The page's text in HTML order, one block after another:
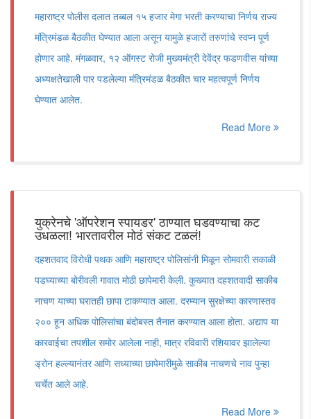
महाराष्ट्र पोलीस दलात तब्बल १५ हजार मेगा भरती करण्याचा निर्णय राज्य
मंत्रिमंडळ बैठकीत घेण्यात आला असून यामुळे हजारों तरुणांचे स्वप्न पूर्ण
होणार आहे. मंगळवार, १२ ऑगस्ट रोजी मुख्यमंत्री देवेंद्र फडणवीस यांच्या
अध्यक्षतेखाली पार पडलेल्या मंत्रिमंडळ बैठकीत चार महत्वपूर्ण निर्णय
घेण्यात आलेत.
Read More
युक्रेनचे 'ऑपरेशन स्पायडर' ठाण्यात घडवण्याचा कट
उधळला! भारतावरील मोठं संकट टळलं!
दहशतवाद विरोधी पथक आणि महाराष्ट्र पोलिसांनी मिळून सोमवारी सकाळी
पडघ्याच्या बोरीवली गावात मोठी छापेमारी केली. कुख्यात दहशतवादी साकीब
नाचण याच्या घरातही छापा टाकण्यात आला. दरम्यान सुरक्षेच्या कारणास्तव
२०० हून अधिक पोलिसांचा बंदोबस्त तैनात करण्यात आला होता. अद्याप या
कारवाईचा तपशील समोर आलेला नाही, मात्र रविवारी रशियावर झालेल्या
ड्रोन हल्ल्यानंतर आणि सध्याच्या छापेमारीमुळे साकीब नाचणचे नाव पुन्हा
चर्चेत आले आहे.
Read More